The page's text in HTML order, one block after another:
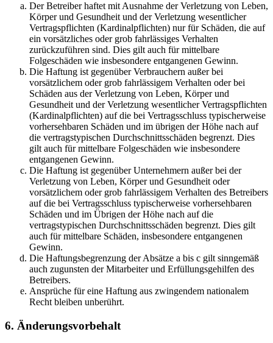
Der Betreiber haftet mit Ausnahme der Verletzung von Leben,
Körper und Gesundheit und der Verletzung wesentlicher
Vertragspflichten (Kardinalpflichten) nur für Schäden, die auf
ein vorsätzliches oder grob fahrlässiges Verhalten
zurückzuführen sind. Dies gilt auch für mittelbare
Folgeschäden wie insbesondere entgangenen Gewinn.
Die Haftung ist gegenüber Verbrauchern außer bei
vorsätzlichem oder grob fahrlässigem Verhalten oder bei
Schäden aus der Verletzung von Leben, Körper und
Gesundheit und der Verletzung wesentlicher Vertragspflichten
(Kardinalpflichten) auf die bei Vertragsschluss typischerweise
vorhersehbaren Schäden und im übrigen der Höhe nach auf
die vertragstypischen Durchschnittsschäden begrenzt. Dies
gilt auch für mittelbare Folgeschäden wie insbesondere
entgangenen Gewinn.
Die Haftung ist gegenüber Unternehmern außer bei der
Verletzung von Leben, Körper und Gesundheit oder
vorsätzlichem oder grob fahrlässigem Verhalten des Betreibers
auf die bei Vertragsschluss typischerweise vorhersehbaren
Schäden und im Übrigen der Höhe nach auf die
vertragstypischen Durchschnittsschäden begrenzt. Dies gilt
auch für mittelbare Schäden, insbesondere entgangenen
Gewinn.
Die Haftungsbegrenzung der Absätze a bis c gilt sinngemäß
auch zugunsten der Mitarbeiter und Erfüllungsgehilfen des
Betreibers.
Ansprüche für eine Haftung aus zwingendem nationalem
Recht bleiben unberührt.
6. Änderungsvorbehalt